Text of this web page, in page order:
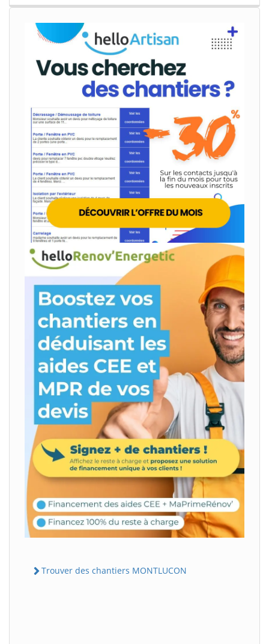
Trouver des chantiers MONTLUCON